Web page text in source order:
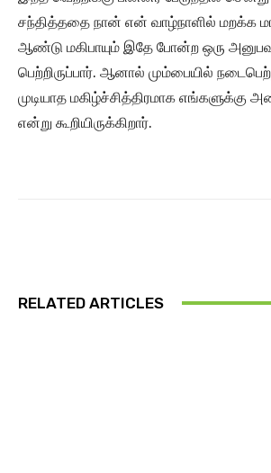
சந்தித்ததை நான் என் வாழ்நாளில் மறக்க
ஆண்டு மகிபாயும் இதே போன்ற ஒரு
பெற்றிருப்பார். ஆனால் மும்பையில்
முடியாத மகிழ்ச்சித்திரமாக எங்களுக்கு
என்று கூறியிருக்கிறார்.
RELATED ARTICLES